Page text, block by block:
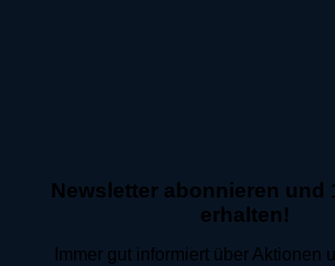
Newsletter abonnieren und
erhalten!
Immer gut informiert über Aktionen